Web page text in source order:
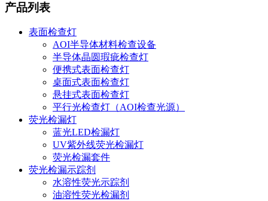
产品列表
表面检查灯
AOI半导体材料检查设备
半导体晶圆瑕疵检查灯
便携式表面检查灯
桌面式表面检查灯
悬挂式表面检查灯
平行光检查灯（AOI检查光源）
荧光检漏灯
蓝光LED检漏灯
UV紫外线荧光检漏灯
荧光检漏套件
荧光检漏示踪剂
水溶性荧光示踪剂
油溶性荧光检漏剂